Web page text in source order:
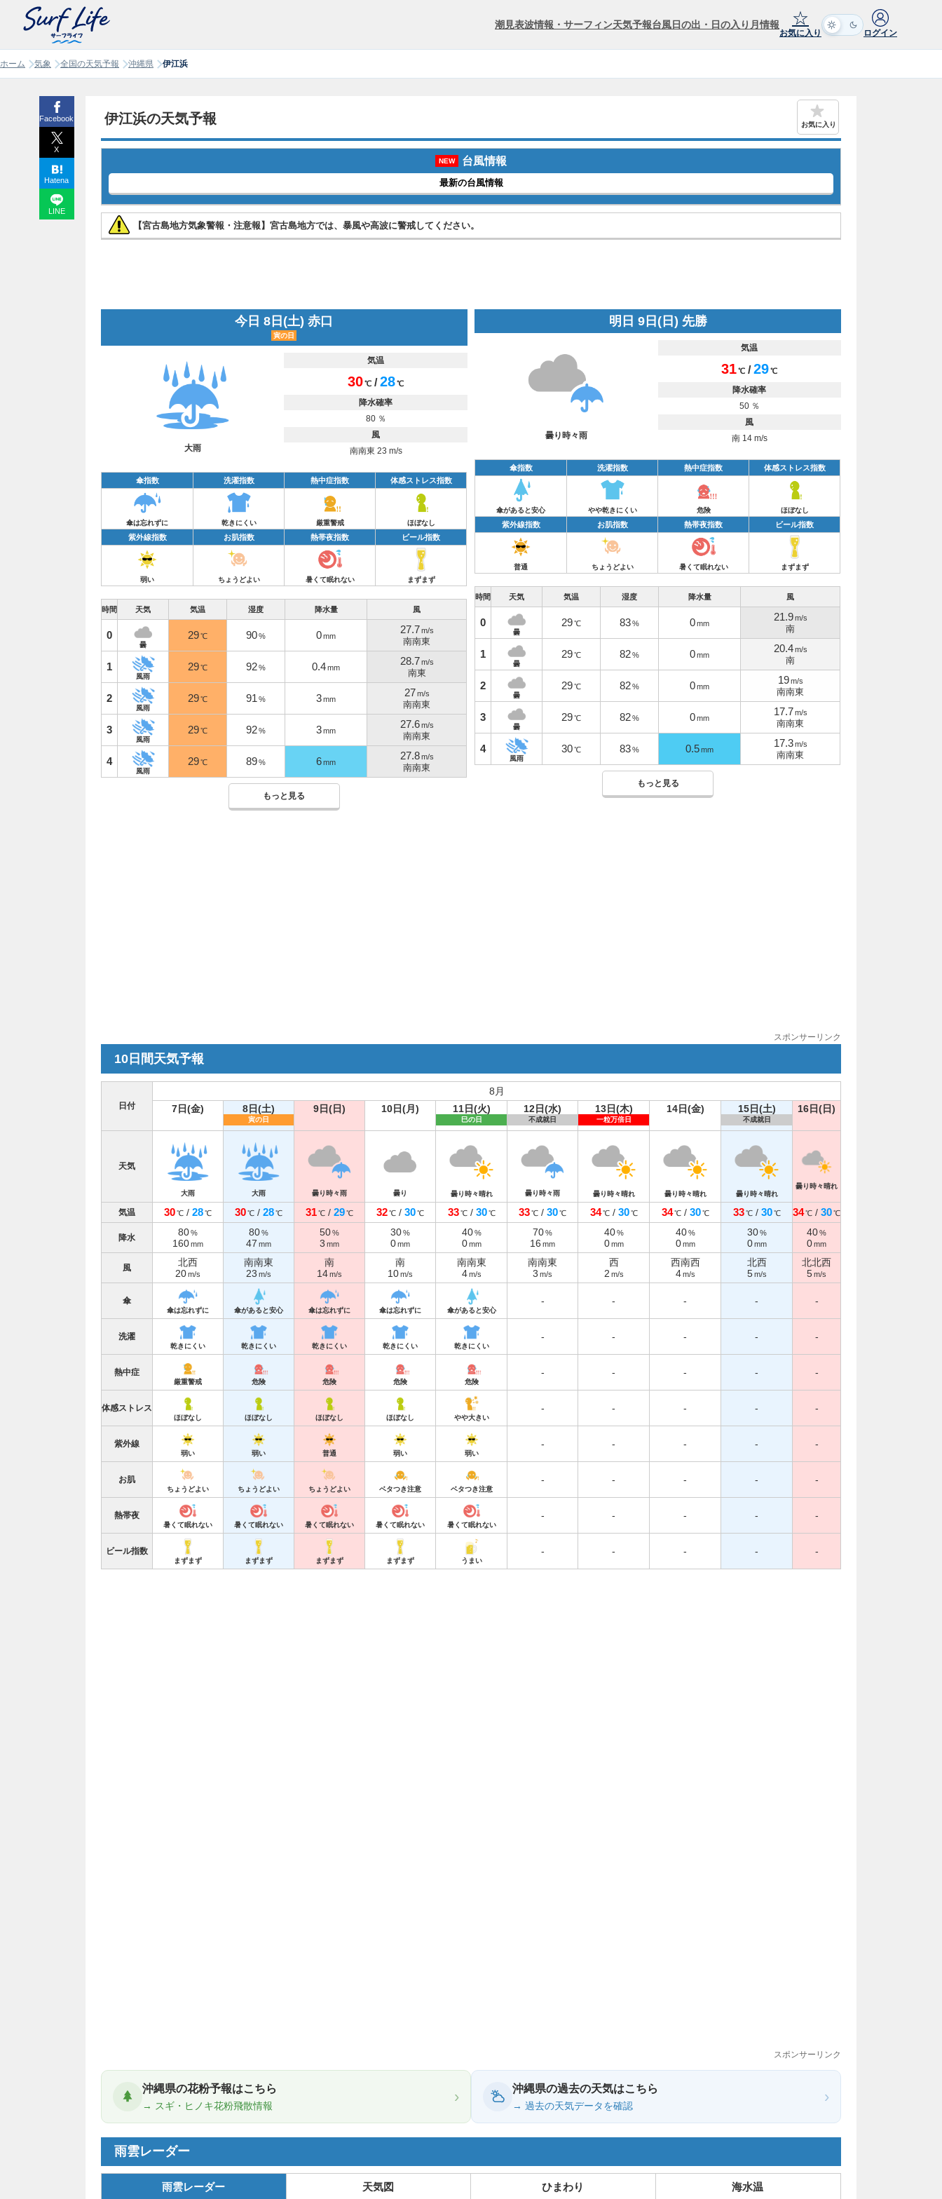
潮見表波情報・サーフィン天気予報台風日の出・日の入り 月情報 ☆
お気に入り ログイン
ホーム 気象 全国の天気予報 沖縄県 伊江浜
伊江浜の天気予報 お気に入り
NEW 台風情報
最新の台風情報
【宮古島地方気象警報・注意報】宮古島地方では、暴風や高波に警戒してください。
今日 8日(土) 赤口
寅の日
大雨
気温
30℃ /28℃
降水確率
80 ％
風
南南東 23 m/s
傘指数 洗濯指数 熱中症指数 体感ストレス指数
傘は忘れずに 乾きにくい 厳重警戒 ほぼなし
紫外線指数 お肌指数 熱帯夜指数 ビール指数
弱い ちょうどよい 暑くて眠れない まずまず
時間 天気 気温 湿度 降水量 風
0
曇
29℃ 90% 0mm
27.7 m/s
南南東
1
風雨
29℃ 92% 0.4mm
28.7 m/s
南東
2
風雨
29℃ 91 % 3mm
27 m/s
南南東
3
風雨
29℃ 92% 3mm
27.6 m/s
南南東
4
風雨
29℃ 89% 6mm
27.8 m/s
南南東
もっと見る
明日 9日(日) 先勝
曇り時々雨
気温
31℃ /29℃
降水確率
50 ％
風
南 14 m/s
傘指数 洗濯指数 熱中症指数 体感ストレス指数
傘があると安心 やや乾きにくい 危険 ほぼなし
紫外線指数 お肌指数 熱帯夜指数 ビール指数
普通 ちょうどよい 暑くて眠れない まずまず
時間 天気 気温 湿度 降水量 風
0
曇
29℃ 83% 0mm
21.9m/s
南
1
曇
29℃ 82% 0mm
20.4m/s
南
2
曇
29℃ 82% 0mm
19m/s
南南東
3
曇
29℃ 82% 0mm
17.7m/s
南南東
4
風雨
30℃ 83% 0.5mm
17.3m/s
南南東
もっと見る
スポンサーリンク
10日間天気予報
日付
8月
7日(金)
8日(土)
寅の日
9日(日) 10日(月) 11日(火)
巳の日
12日(水)
不成就日
13日(木)
一粒万倍日
14日(金) 15日(土)
不成就日
16日(日)
天気
大雨 大雨 曇り時々雨 曇り 曇り時々晴れ 曇り時々雨 曇り時々晴れ 曇り時々晴れ 曇り時々晴れ
曇り時々晴れ
気温 30℃ / 28℃ 30℃ / 28℃ 31℃ / 29℃ 32℃ / 30℃ 33 ℃/ 30 ℃ 33℃ / 30℃ 34 ℃/ 30 ℃ 34 ℃/ 30 ℃ 33 ℃/ 30 ℃ 34℃ / 30℃
降水 80%
160mm
80%
47 mm
50%
3 mm
30%
0mm
40 %
0 mm
70%
16 mm
40 %
0 mm
40 %
0 mm
30 %
0 mm
40%
0mm
風
北西
20m/s
南南東
23 m/s
南
14m/s
南
10m/s
南南東
4 m/s
南南東
3 m/s
西
2 m/s
西南西
4 m/s
北西
5 m/s
北北西
5m/s
傘
傘は忘れずに 傘があると安心 傘は忘れずに 傘は忘れずに 傘があると安心
- - - - -
洗濯
乾きにくい 乾きにくい 乾きにくい 乾きにくい 乾きにくい
- - - - -
熱中症
厳重警戒 危険 危険 危険 危険
- - - - -
体感ストレス
ほぼなし ほぼなし ほぼなし ほぼなし やや大きい
- - - - -
紫外線
弱い 弱い 普通 弱い 弱い
- - - - -
お肌
ちょうどよい ちょうどよい ちょうどよい ベタつき注意 ベタつき注意
- - - - -
熱帯夜
暑くて眠れない 暑くて眠れない 暑くて眠れない 暑くて眠れない 暑くて眠れない
- - - - -
ビール指数
まずまず まずまず まずまず まずまず うまい
- - - - -
スポンサーリンク
沖縄県の花粉予報はこちら
→ スギ・ヒノキ花粉飛散情報
› 沖縄県の過去の天気はこちら
→ 過去の天気データを確認
›
雨雲レーダー
雨雲レーダー 天気図 ひまわり 海水温
Facebook
X
Hatena
LINE